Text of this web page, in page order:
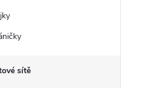
sítě